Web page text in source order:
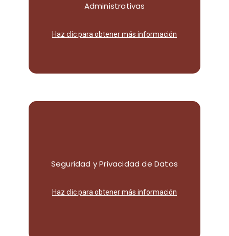
Administrativas
Haz clic para obtener más información
Automatiza tareas administrativas
Seguridad y Privacidad de Datos
Haz clic para obtener más información
con nuestras soluciones de seguridad
avanzadas.